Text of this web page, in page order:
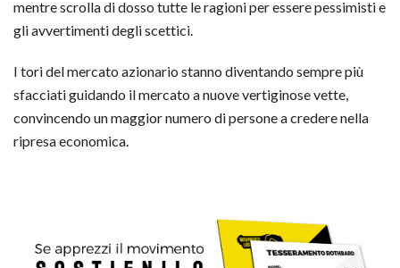
mentre scrolla di dosso tutte le ragioni per essere pessimisti e
gli avvertimenti degli scettici.
I tori del mercato azionario stanno diventando sempre più
sfacciati guidando il mercato a nuove vertiginose vette,
convincendo un maggior numero di persone a credere nella
ripresa economica.